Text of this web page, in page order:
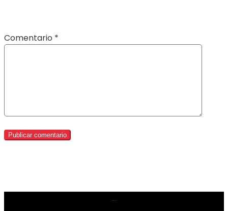
Comentario *